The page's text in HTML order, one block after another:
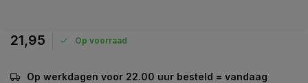
21,95 Op voorraad
Op werkdagen voor 22.00 uur besteld = vandaag